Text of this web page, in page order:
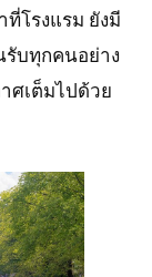
โรงแรม ยังมี
บทุกคนอย่าง
ศเต็มไปด้วย